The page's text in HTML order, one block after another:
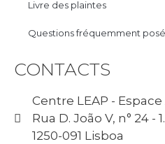
Livre des plaintes
Questions fréquemment
CONTACTS
Centre LEAP -
Rua D. João V, n° 24 -
1250-091 Lisboa